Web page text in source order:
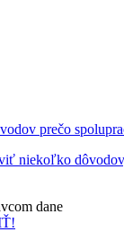
prečo
niekoľko
dane